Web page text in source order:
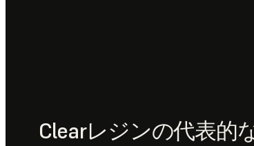
Clearレジンの代表的